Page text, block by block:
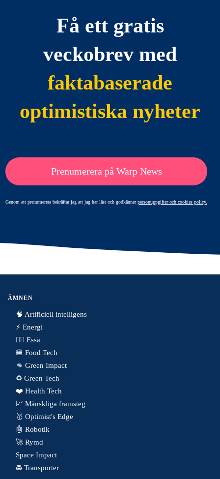
Få ett gratis
veckobrev med
faktabaserade
optimistiska nyheter
Prenumerera på Warp News
Genom att prenumerera bekräftar jag att jag har läst och godkännerpersonuppgifter och cookies policy.
ÄMNEN
🧠 Artificiell intelligens
⚡️ Energi
✍🏼 Essä
🍔 Food Tech
👊 Green Impact
♻️ Green Tech
❤️ Health Tech
📈 Mänskliga framsteg
🥇 Optimist's Edge
🤖 Robotik
🚀 Rymd
Space Impact
🚘 Transporter